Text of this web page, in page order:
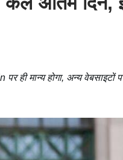
मान्य होगा, अन्य वेबसाइटों